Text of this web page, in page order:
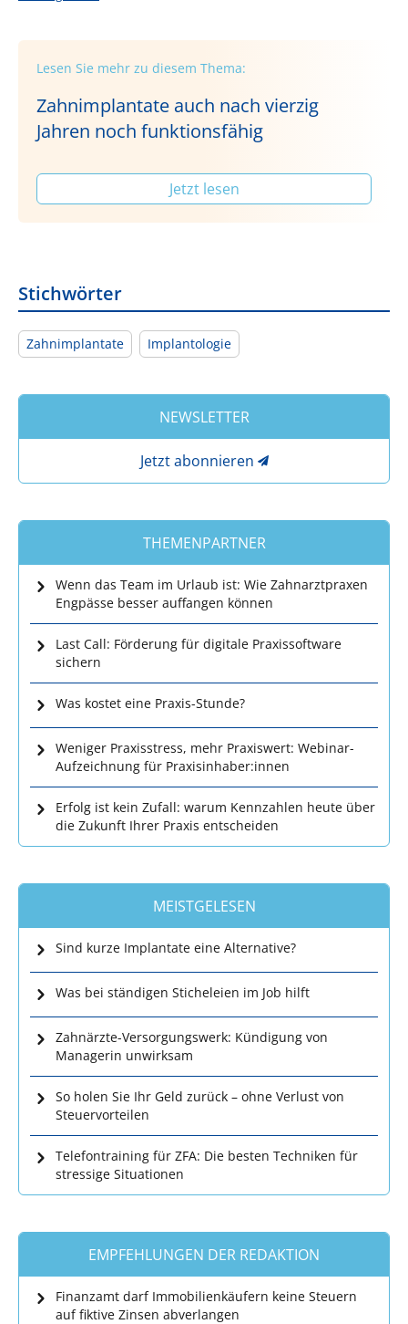
Lesen Sie mehr zu diesem Thema:
Zahnimplantate auch nach vierzig
Jahren noch funktionsfähig
Jetzt lesen
Stichwörter
Zahnimplantate Implantologie
NEWSLETTER
Jetzt abonnieren
THEMENPARTNER
Wenn das Team im Urlaub ist: Wie Zahnarztpraxen
Engpässe besser auffangen können
Last Call: Förderung für digitale Praxissoftware
sichern
Was kostet eine Praxis-Stunde?
Weniger Praxisstress, mehr Praxiswert: Webinar-
Aufzeichnung für Praxisinhaber:innen
Erfolg ist kein Zufall: warum Kennzahlen heute über
die Zukunft Ihrer Praxis entscheiden
MEISTGELESEN
Sind kurze Implantate eine Alternative?
Was bei ständigen Sticheleien im Job hilft
Zahnärzte-Versorgungswerk: Kündigung von
Managerin unwirksam
So holen Sie Ihr Geld zurück – ohne Verlust von
Steuervorteilen
Telefontraining für ZFA: Die besten Techniken für
stressige Situationen
EMPFEHLUNGEN DER REDAKTION
Finanzamt darf Immobilienkäufern keine Steuern
auf fiktive Zinsen abverlangen